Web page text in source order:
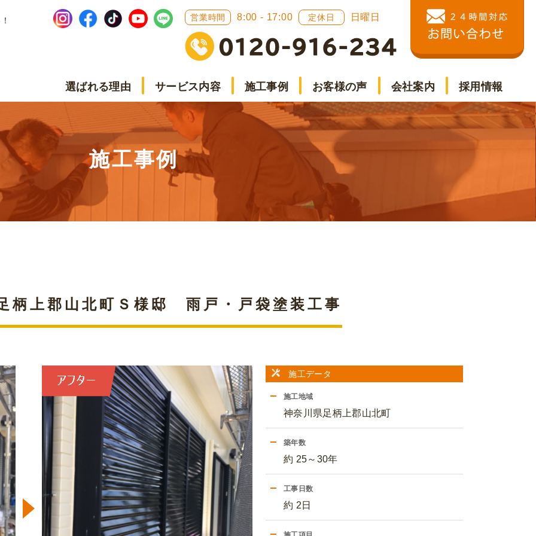
営業時間 8:00 - 17:00 定休日 日曜日
選ばれる理由 サービス内容 施工事例 お客様の声 会社案内 採用情報
施工事例
柄上郡山北町Ｓ様邸 雨戸・戸袋塗装工事
施工データ
施工地域
神奈川県足柄上郡山北町
築年数
約 25～30年
工事日数
約 2日